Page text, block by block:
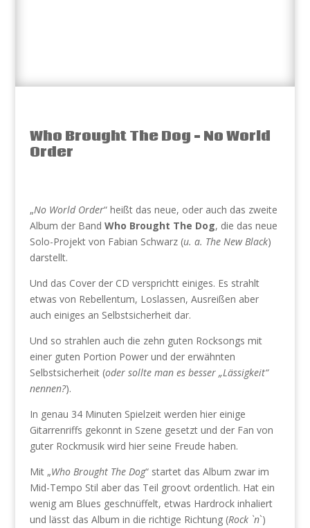
Who Brought The Dog – No World
Order
„No World Order“ heißt das neue, oder auch das zweite
Album der Band Who Brought The Dog, die das neue
Solo-Projekt von Fabian Schwarz (u. a. The New Black)
darstellt.
Und das Cover der CD versprichtt einiges. Es strahlt
etwas von Rebellentum, Loslassen, Ausreißen aber
auch einiges an Selbstsicherheit dar.
Und so strahlen auch die zehn guten Rocksongs mit
einer guten Portion Power und der erwähnten
Selbstsicherheit (oder sollte man es besser „Lässigkeit“
nennen?).
In genau 34 Minuten Spielzeit werden hier einige
Gitarrenriffs gekonnt in Szene gesetzt und der Fan von
guter Rockmusik wird hier seine Freude haben.
Mit „Who Brought The Dog“ startet das Album zwar im
Mid-Tempo Stil aber das Teil groovt ordentlich. Hat ein
wenig am Blues geschnüffelt, etwas Hardrock inhaliert
und lässt das Album in die richtige Richtung (Rock `n`)